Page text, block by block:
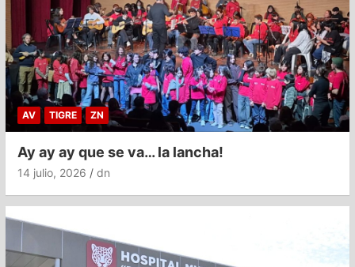
AV TIGRE ZN
Ay ay ay que se va… la lancha!
14 julio, 2026 dn